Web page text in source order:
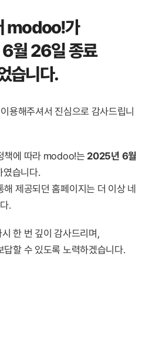
modoo!가
월 26일 종료
습니다.
용해주셔서 진심으로 감사드립니
책에 따라 modoo!는 2025년 6월
였습니다.
제공되던 홈페이지는 더 이상 네
.
한 번 깊이 감사드리며,
답할 수 있도록 노력하겠습니다.